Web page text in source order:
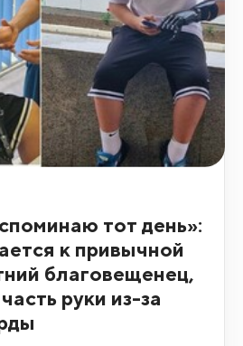
тот день»:
к привычной
благовещенец,
руки из-за